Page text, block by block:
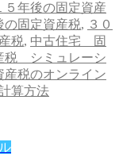
５年後の固定資産
の固定資産税, ３０
税, 中古住宅 固
税 シミュレーシ
産税のオンライン
算方法